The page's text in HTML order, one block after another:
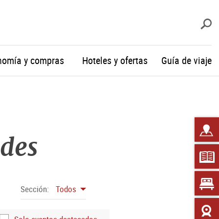
y compras Hoteles y ofertas Guía de viaje
Sección: Todos